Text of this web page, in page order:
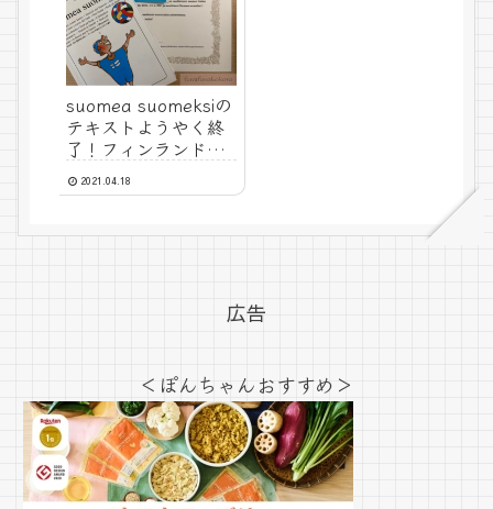
suomea suomeksiの
テキストようやく終
了！フィンランド語
の勉強は楽しい
2021.04.18
広告
＜ぽんちゃんおすすめ＞